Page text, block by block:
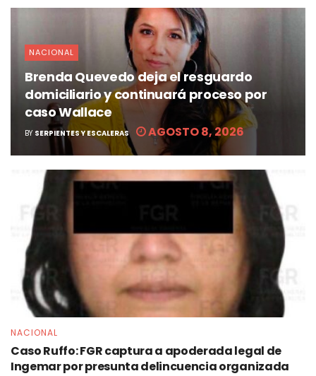
NACIONAL
Brenda Quevedo deja el resguardo
domiciliario y continuará proceso por
caso Wallace
BY SERPIENTES Y ESCALERAS AGOSTO 8, 2026
NACIONAL
Caso Ruffo: FGR captura a apoderada legal de
Ingemar por presunta delincuencia organizada